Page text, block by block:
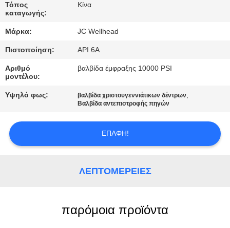
ΣΕ
ΕΠΑΦΉ
ΜΕ
ΕΙΔΉΣΕΙΣ
ΠΕΡΙΠΤΏΣΕΙΣ
SITEMAP
Τόπος
καταγωγής:
Κίνα
Μάρκα: JC Wellhead
Πιστοποίηση: API 6A
Αριθμό
μοντέλου:
βαλβίδα έμφραξης 10000 PSI
Υψηλό φως: βαλβίδα χριστουγεννιάτικων δέντρων,
Βαλβίδα αντεπιστροφής πηγών
ΕΠΑΦΉ!
ΛΕΠΤΟΜΈΡΕΙΕΣ
παρόμοια προϊόντα